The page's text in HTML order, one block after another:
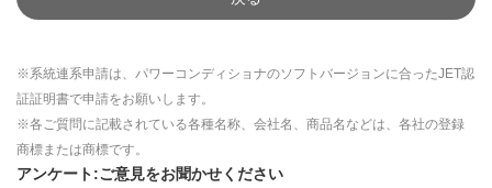
※系統連系申請は、パワーコンディショナのソフトバージョンに合ったJET認
証証明書で申請をお願いします。
※各ご質問に記載されている各種名称、会社名、商品名などは、各社の登録
商標または商標です。
アンケート:ご意見をお聞かせください